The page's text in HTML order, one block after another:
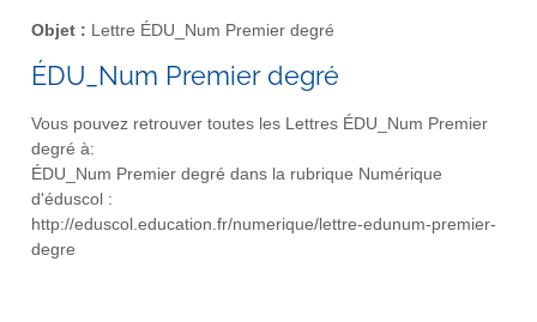
Objet : Lettre ÉDU_Num Premier degré
ÉDU_Num Premier degré
Vous pouvez retrouver toutes les Lettres ÉDU_Num Premier
degré à:
ÉDU_Num Premier degré dans la rubrique Numérique
d'éduscol :
http://eduscol.education.fr/numerique/lettre-edunum-premier-
degre